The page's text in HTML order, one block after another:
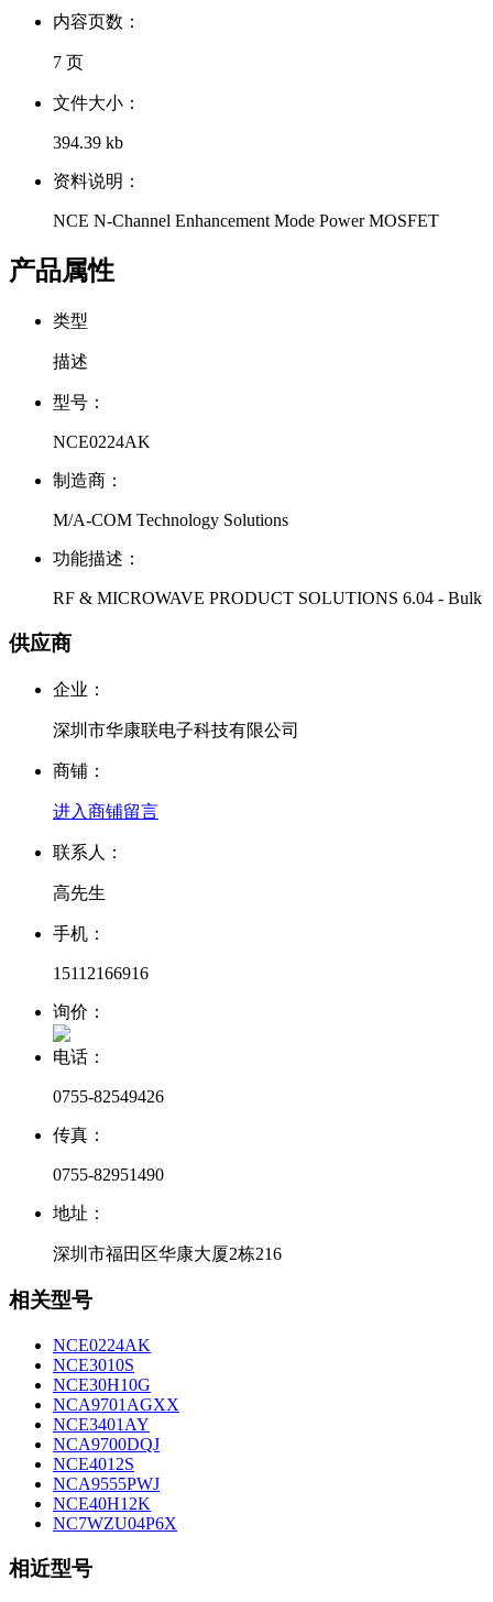
内容页数：
7 页
文件大小：
394.39 kb
资料说明：
NCE N-Channel Enhancement Mode Power MOSFET
产品属性
类型
描述
型号：
NCE0224AK
制造商：
M/A-COM Technology Solutions
功能描述：
RF & MICROWAVE PRODUCT SOLUTIONS 6.04 - Bulk
供应商
企业：
深圳市华康联电子科技有限公司
商铺：
进入商铺留言
联系人：
高先生
手机：
15112166916
询价：
电话：
0755-82549426
传真：
0755-82951490
地址：
深圳市福田区华康大厦2栋216
相关型号
NCE0224AK
NCE3010S
NCE30H10G
NCA9701AGXX
NCE3401AY
NCA9700DQJ
NCE4012S
NCA9555PWJ
NCE40H12K
NC7WZU04P6X
相近型号